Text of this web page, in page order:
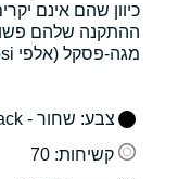
כיוון שהם אינם
ההתקנה שלהם
מגה-פסקל (אלפי psi).
צבע: שחור - Black
קשיחות: 70